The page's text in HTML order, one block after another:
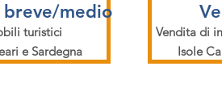
medio
turistici
e Sardegna
Vendita di
Isole